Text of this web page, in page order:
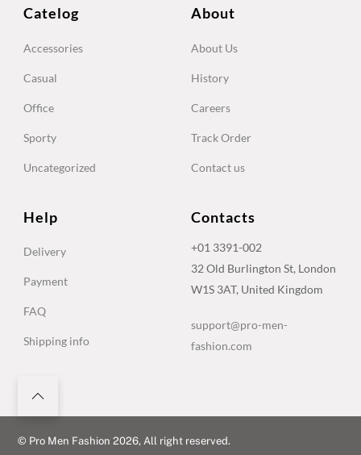
Catelog
Accessories
Casual
Office
Sporty
Uncategorized
About
About Us
History
Careers
Track Order
Contact us
Help
Delivery
Payment
FAQ
Shipping info
Contacts
+01 3391-002
32 Old Burlington St, London
W1S 3AT, United Kingdom
support@pro-men-
fashion.com
© Pro Men Fashion 2026, All right reserved.